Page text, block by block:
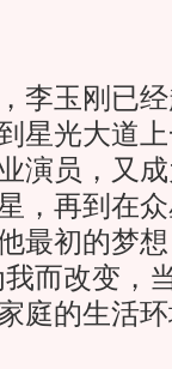
玉刚已经
星光大道
演员，又
，再到在
最初的梦
而改变，
庭的生活